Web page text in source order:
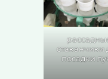
стаканчики
посадки